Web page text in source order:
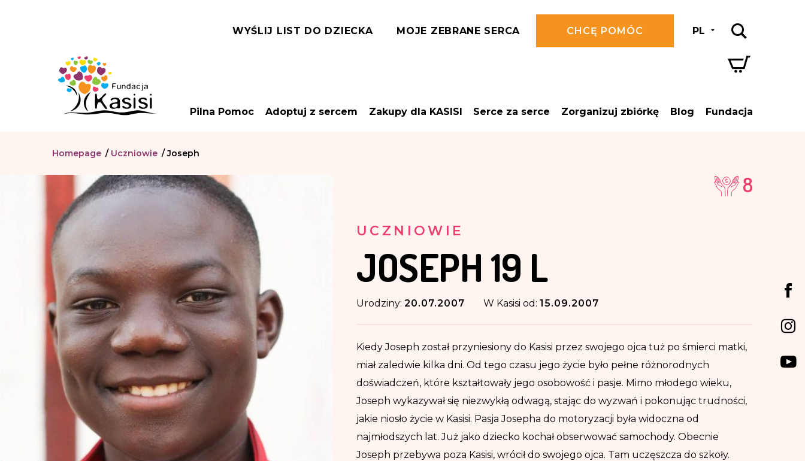
WYŚLIJ LIST DO DZIECKA MOJE ZEBRANE SERCA CHCĘ POMÓC PL
Pilna Pomoc Adoptuj z sercem Zakupy dla KASISI Serce za serce Zorganizuj zbiórkę Blog Fundacja
Homepage / Uczniowie /Joseph
8
UCZNIOWIE
JOSEPH 19 L
Urodziny: 20.07.2007 W Kasisi od: 15.09.2007
Kiedy Joseph został przyniesiony do Kasisi przez swojego ojca tuż po śmierci matki,
miał zaledwie kilka dni. Od tego czasu jego życie było pełne różnorodnych
doświadczeń, które kształtowały jego osobowość i pasje. Mimo młodego wieku,
Joseph wykazywał się niezwykłą odwagą, stając do wyzwań i pokonując trudności,
jakie niosło życie w Kasisi. Pasja Josepha do motoryzacji była widoczna od
najmłodszych lat. Już jako dziecko kochał obserwować samochody. Obecnie
Joseph przebywa poza Kasisi, wrócił do swojego ojca. Tam uczęszcza do szkoły.